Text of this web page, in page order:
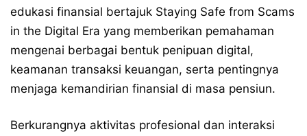
edukasi finansial bertajuk Staying Safe from Scams
in the Digital Era yang memberikan pemahaman
mengenai berbagai bentuk penipuan digital,
keamanan transaksi keuangan, serta pentingnya
menjaga kemandirian finansial di masa pensiun.
Berkurangnya aktivitas profesional dan interaksi